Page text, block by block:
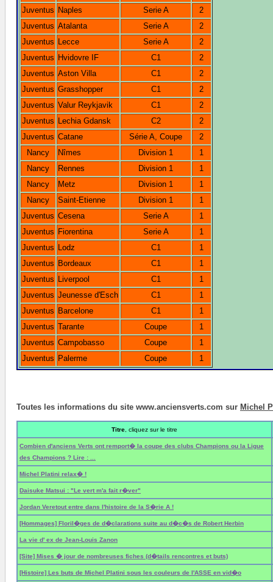
Juventus Naples Serie A
2
Juventus Atalanta Serie A
2
Juventus Lecce Serie A
2
Juventus Hvidovre IF C1
2
Juventus Aston Villa C1
2
Juventus Grasshopper C1
2
Juventus Valur Reykjavik C1
2
Juventus Lechia Gdansk C2
2
Juventus Catane Série A, Coupe
2
Nancy
Nîmes Division 1
1
Nancy
Rennes Division 1
1
Nancy
Metz Division 1
1
Nancy
Saint-Etienne Division 1
1
Juventus Cesena Serie A
1
Juventus Fiorentina Serie A
1
Juventus Lodz C1
1
Juventus Bordeaux C1
1
Juventus Liverpool C1
1
Juventus Jeunesse d'Esch C1
1
Juventus Barcelone C1
1
Juventus Tarante Coupe
1
Juventus Campobasso Coupe
1
Juventus Palerme Coupe 1
Toutes les informations du site www.anciensverts.com sur Michel
Titre , cliquez sur le titre
Combien d'anciens Verts ont remport� la coupe des clubs Champions ou la Ligue
des Champions ? Lire : ...
Michel Platini relax� !
Daisuke Matsui : "Le vert m'a fait r�ver"
Jordan Veretout entre dans l'histoire de la S�rie A !
[Hommages] Floril�ges de d�clarations suite au d�c�s de Robert Herbin
La vie d' ex de Jean-Louis Zanon
[Site] Mises � jour de nombreuses fiches (d�tails rencontres et buts)
[Histoire] Les buts de Michel Platini sous les couleurs de l'ASSE en vid�o